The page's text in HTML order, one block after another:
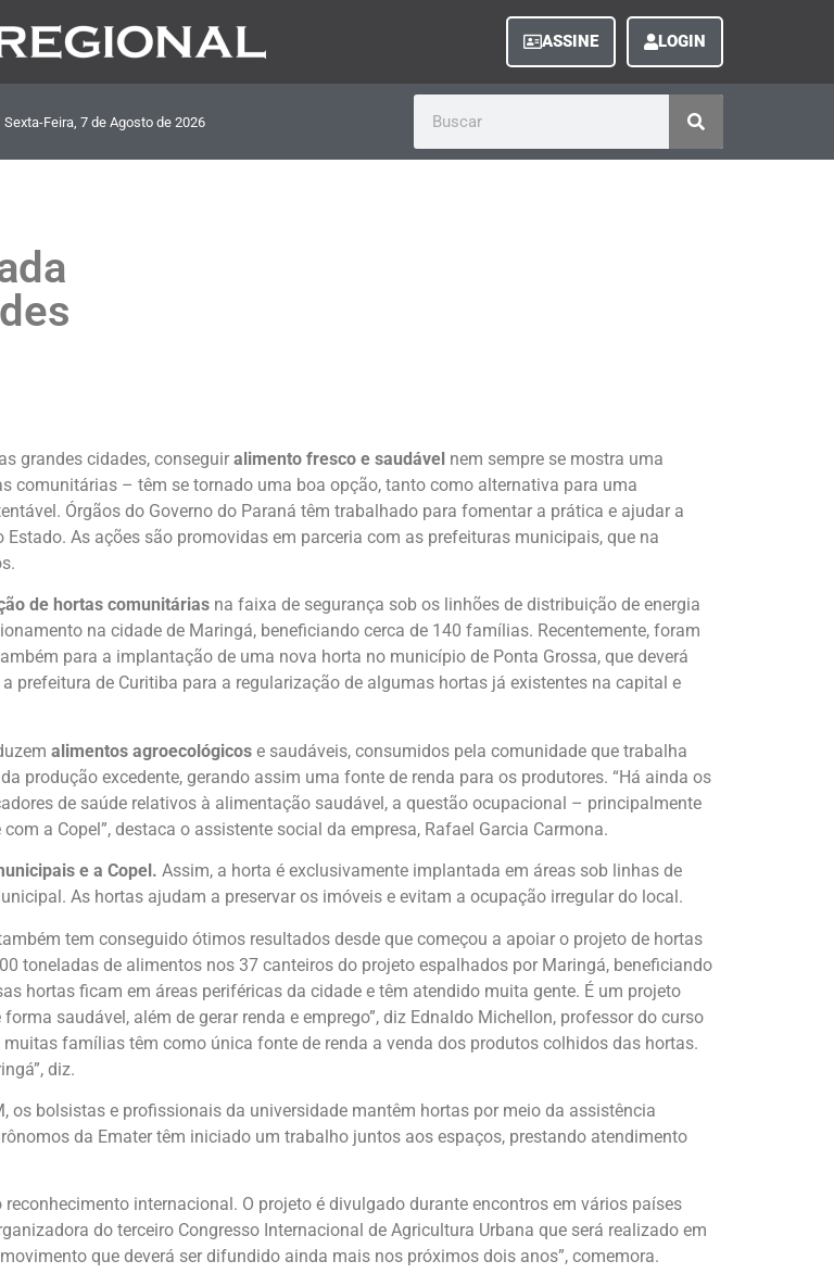
ASSINE LOGIN
Sexta-Feira, 7de Agostode 2026
grandes cidades, conseguir alimento fresco e saudável nem sempre se mostra uma
– têm se tornado uma boa opção, tanto como alternativa para uma
Órgãos do Governo do Paraná têm trabalhado para fomentar a prática e ajudar a
As ações são promovidas em parceria com as prefeituras municipais, que na
de hortas comunitárias na faixa de segurança sob os linhões de distribuição de energia
na cidade de Maringá, beneficiando cerca de 140 famílias. Recentemente, foram
para a implantação de uma nova horta no município de Ponta Grossa, que deverá
prefeitura de Curitiba para a regularização de algumas hortas já existentes na capital e
alimentos agroecológicos e saudáveis, consumidos pela comunidade que trabalha
produção excedente, gerando assim uma fonte de renda para os produtores. “Há ainda os
de saúde relativos à alimentação saudável, a questão ocupacional – principalmente
a Copel”, destaca o assistente social da empresa, Rafael Garcia Carmona.
e a Copel. Assim, a horta é exclusivamente implantada em áreas sob linhas de
As hortas ajudam a preservar os imóveis e evitam a ocupação irregular do local.
tem conseguido ótimos resultados desde que começou a apoiar o projeto de hortas
toneladas de alimentos nos 37 canteiros do projeto espalhados por Maringá, beneficiando
hortas ficam em áreas periféricas da cidade e têm atendido muita gente. É um projeto
saudável, além de gerar renda e emprego”, diz Ednaldo Michellon, professor do curso
famílias têm como única fonte de renda a venda dos produtos colhidos das hortas.
diz.
os bolsistas e profissionais da universidade mantêm hortas por meio da assistência
da Emater têm iniciado um trabalho juntos aos espaços, prestando atendimento
internacional. O projeto é divulgado durante encontros em vários países
do terceiro Congresso Internacional de Agricultura Urbana que será realizado em
que deverá ser difundido ainda mais nos próximos dois anos”, comemora.